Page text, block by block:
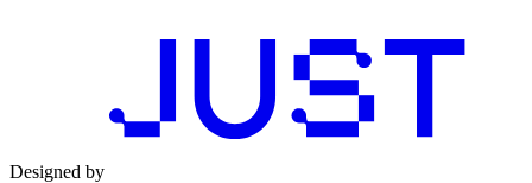
Designed by